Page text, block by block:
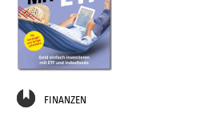
FINANZEN